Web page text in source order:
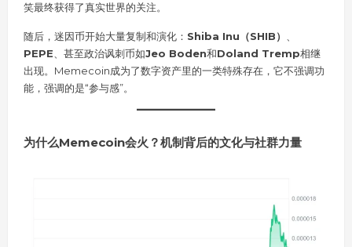
笑最终获得了真实世界的关注。
随后，迷因币开始大量复制和演化： Shiba Inu（SHIB） 、
PEPE、甚至政治讽刺币如Jeo Boden和Doland Tremp相继
出现。Memecoin成为了数字资产里的一类特殊存在，它不强调功
能，强调的是“参与感”。
为什么Memecoin会火？机制背后的文化与社群力量